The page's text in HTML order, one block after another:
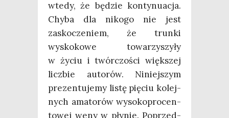
wte­dy, że będzie kon­ty­nu­acja.
Chy­ba dla niko­go nie jest
zasko­cze­niem, że trun­ki
wysko­ko­we towa­rzy­szy­ły
w życiu i twór­czo­ści więk­szej
licz­bie auto­rów. Niniej­szym
pre­zen­tu­je­my listę pię­ciu kolej­
nych ama­to­rów wyso­ko­pro­cen­
to­wej weny w pły­nie. Poprzed­